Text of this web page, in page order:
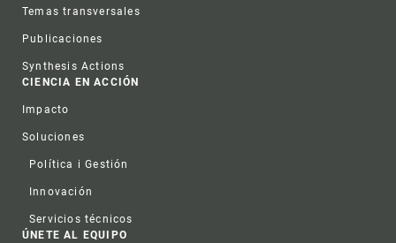
Temas transversales
Publicaciones
Synthesis Actions
CIENCIA EN ACCIÓN
Impacto
Soluciones
Política i Gestión
Innovación
Servicios técnicos
ÚNETE AL EQUIPO